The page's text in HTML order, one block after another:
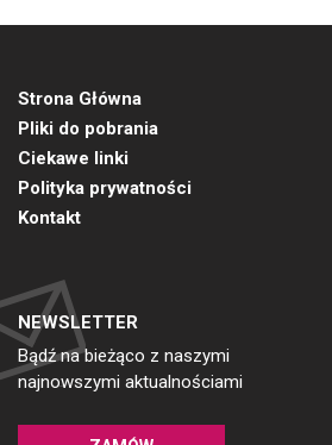
Strona Główna
Pliki do pobrania
Ciekawe linki
Polityka prywatności
Kontakt
NEWSLETTER
Bądź na bieżąco z naszymi
najnowszymi aktualnościami